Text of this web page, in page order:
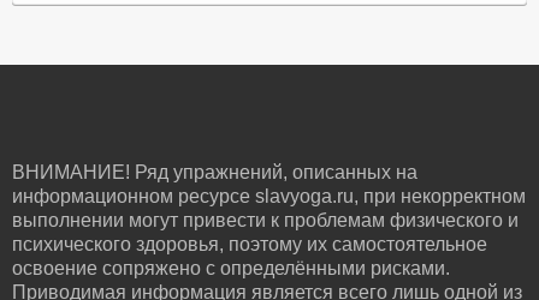
ВНИМАНИЕ! Ряд упражнений, описанных на
информационном ресурсе slavyoga.ru, при некорректном
выполнении могут привести к проблемам физического и
психического здоровья, поэтому их самостоятельное
освоение сопряжено с определёнными рисками.
Приводимая информация является всего лишь одной из